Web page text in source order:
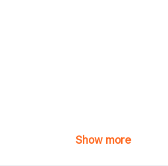
Show more